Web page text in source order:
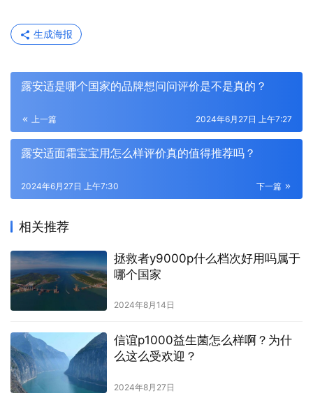
生成海报
露安适是哪个国家的品牌想问问评价是不是真的？
上一篇 2024年6月27日 上午7:27
露安适面霜宝宝用怎么样评价真的值得推荐吗？
下一篇
2024年6月27日 上午7:30
相关推荐
拯救者y9000p什么档次好用吗属于
哪个国家
2024年8月14日
信谊p1000益生菌怎么样啊？为什
么这么受欢迎？
2024年8月27日